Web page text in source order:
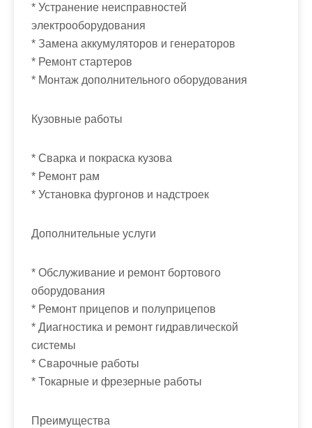
* Устранение неисправностей
электрооборудования
* Замена аккумуляторов и генераторов
* Ремонт стартеров
* Монтаж дополнительного оборудования
Кузовные работы
* Сварка и покраска кузова
* Ремонт рам
* Установка фургонов и надстроек
Дополнительные услуги
* Обслуживание и ремонт бортового
оборудования
* Ремонт прицепов и полуприцепов
* Диагностика и ремонт гидравлической
системы
* Сварочные работы
* Токарные и фрезерные работы
Преимущества